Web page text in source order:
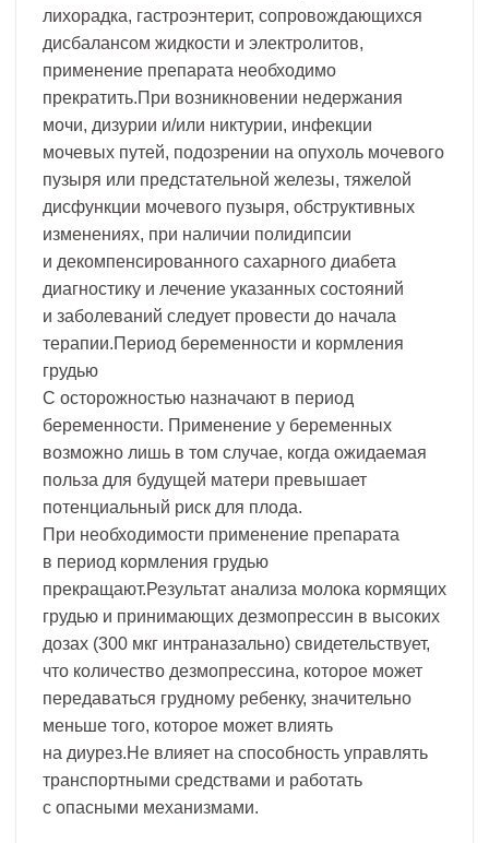
лихорадка, гастроэнтерит, сопровождающихся
дисбалансом жидкости и электролитов,
применение препарата необходимо
прекратить.При возникновении недержания
мочи, дизурии и/или никтурии, инфекции
мочевых путей, подозрении на опухоль мочевого
пузыря или предстательной железы, тяжелой
дисфункции мочевого пузыря, обструктивных
изменениях, при наличии полидипсии
и декомпенсированного сахарного диабета
диагностику и лечение указанных состояний
и заболеваний следует провести до начала
терапии.Период беременности и кормления
грудью
С осторожностью назначают в период
беременности. Применение у беременных
возможно лишь в том случае, когда ожидаемая
польза для будущей матери превышает
потенциальный риск для плода.
При необходимости применение препарата
в период кормления грудью
прекращают.Результат анализа молока кормящих
грудью и принимающих дезмопрессин в высоких
дозах (300 мкг интраназально) свидетельствует,
что количество дезмопрессина, которое может
передаваться грудному ребенку, значительно
меньше того, которое может влиять
на диурез.Не влияет на способность управлять
транспортными средствами и работать
с опасными механизмами.